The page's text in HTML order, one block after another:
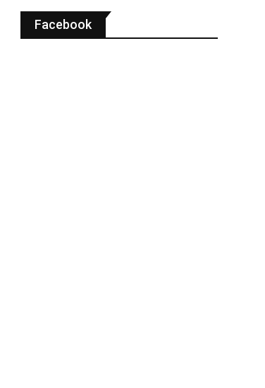
Facebook